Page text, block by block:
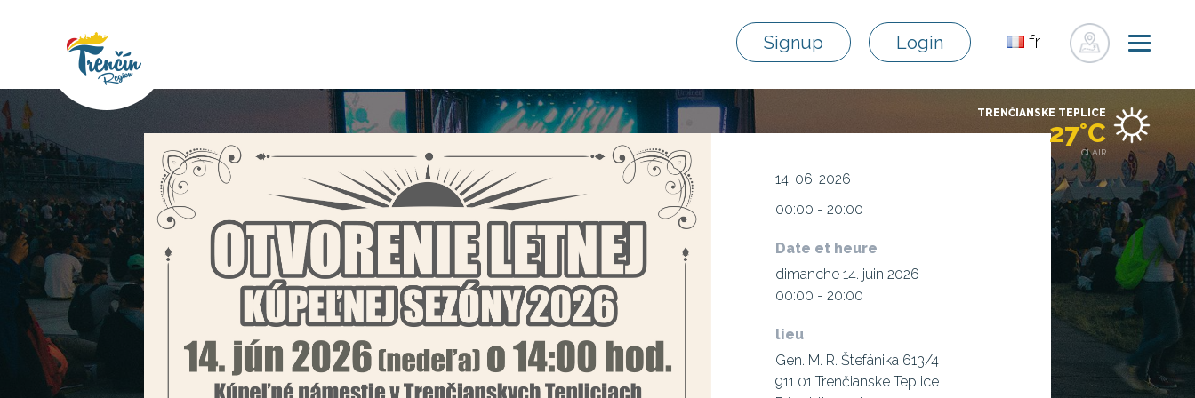
Signup Login
fr
de
TRENČIANSKE TEPLICE
27°C
CLAIR
14. 06. 2026
00:00 - 20:00
Date et heure
dimanche 14. juin 2026
00:00 - 20:00
lieu
Gen. M. R. Štefánika 613/4
911 01 Trenčianske Teplice